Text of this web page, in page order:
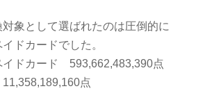
対象として選ばれたのは圧倒的に
ドカードでした。
イドカード 593,662,483,390点
点